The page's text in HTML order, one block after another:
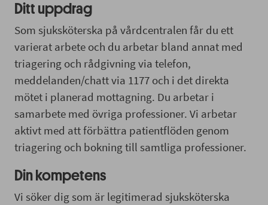
Ditt uppdrag
Som sjuksköterska på vårdcentralen får du ett
varierat arbete och du arbetar bland annat med
triagering och rådgivning via telefon,
meddelanden/chatt via 1177 och i det direkta
mötet i planerad mottagning. Du arbetar i
samarbete med övriga professioner. Vi arbetar
aktivt med att förbättra patientflöden genom
triagering och bokning till samtliga professioner.
Din kompetens
Vi söker dig som är legitimerad sjuksköterska